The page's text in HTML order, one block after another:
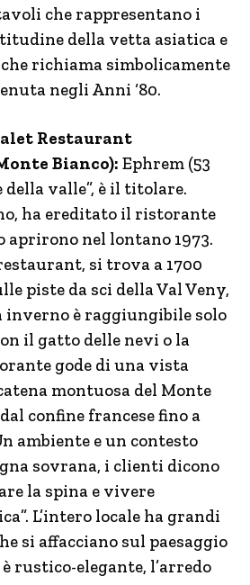
che rappresentano i
della vetta asiatica e
richiama simbolicamente
negli Anni ‘80.
Restaurant
Bianco): Ephrem (53
della valle”, è il titolare.
ha ereditato il ristorante
aprirono nel lontano 1973.
si trova a 1700
piste da sci della Val Veny,
inverno è raggiungibile solo
il gatto delle nevi o la
gode di una vista
montuosa del Monte
confine francese fino a
ambiente e un contesto
sovrana, i clienti dicono
la spina e vivere
L’intero locale ha grandi
si affacciano sul paesaggio
rustico-elegante, l’arredo